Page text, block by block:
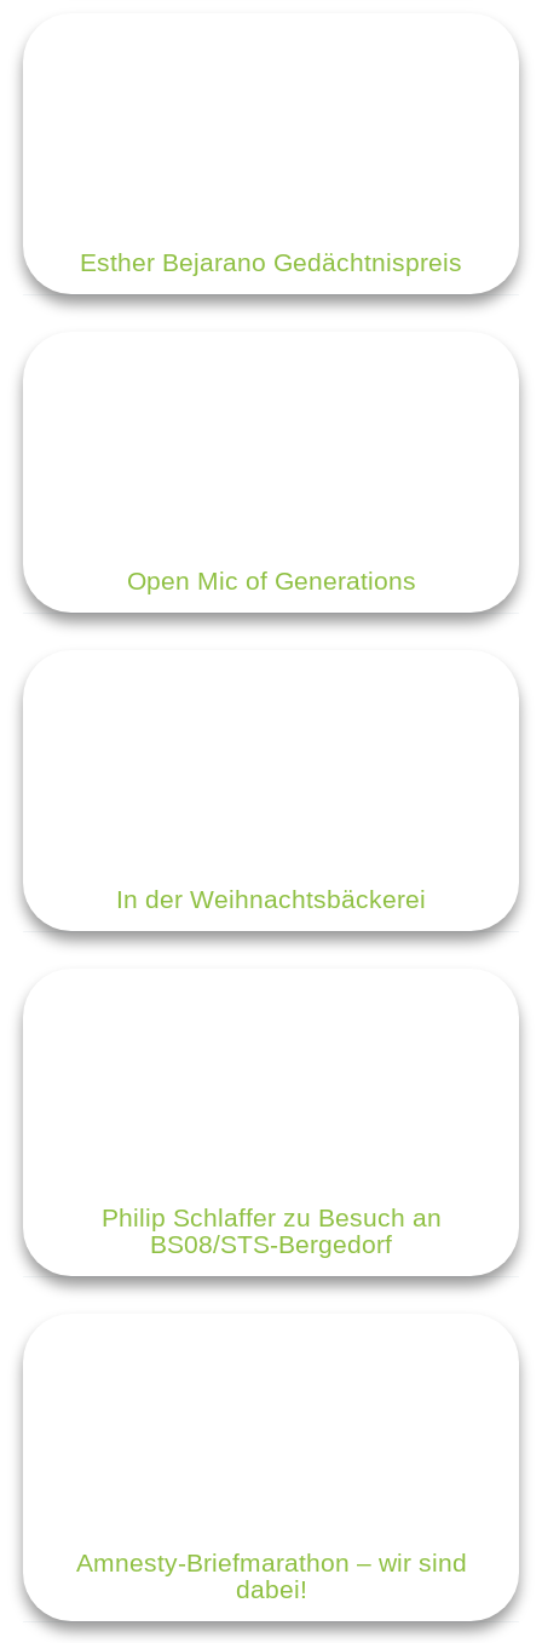
Esther Bejarano Gedächtnispreis
Open Mic of Generations
In der Weihnachtsbäckerei
Philip Schlaffer zu Besuch an
BS08/STS-Bergedorf
Amnesty-Briefmarathon – wir sind
dabei!